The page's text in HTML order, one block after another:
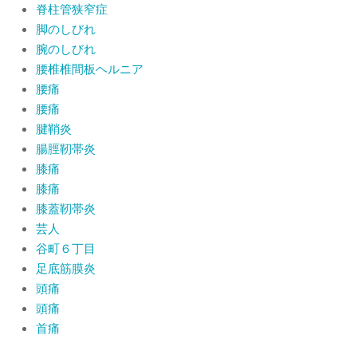
脊柱管狭窄症
脚のしびれ
腕のしびれ
腰椎椎間板ヘルニア
腰痛
腰痛
腱鞘炎
腸脛靭帯炎
膝痛
膝痛
膝蓋靭帯炎
芸人
谷町６丁目
足底筋膜炎
頭痛
頭痛
首痛